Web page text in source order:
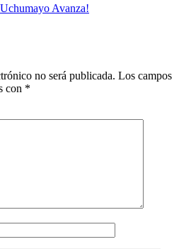
Avanza!
no será publicada. Los campos
con *